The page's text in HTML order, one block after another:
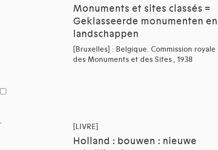
Monuments et sites classés =
Geklasseerde monumenten en
landschappen
[Bruxelles] : Belgique. Commission royale
des Monuments et des Sites , 1938
[LIVRE]
Holland : bouwen : nieuwe